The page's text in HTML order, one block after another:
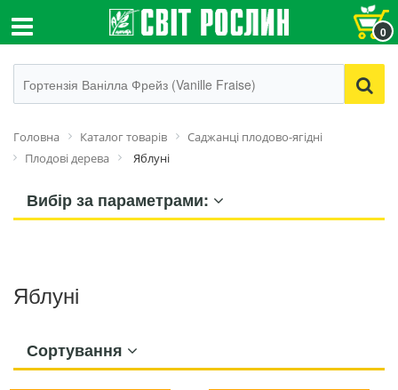
0
Головна Каталог товарів
Саджанці плодово-ягідні
Плодові дерева
Яблуні
Вибір за параметрами:
Яблуні
Сортування